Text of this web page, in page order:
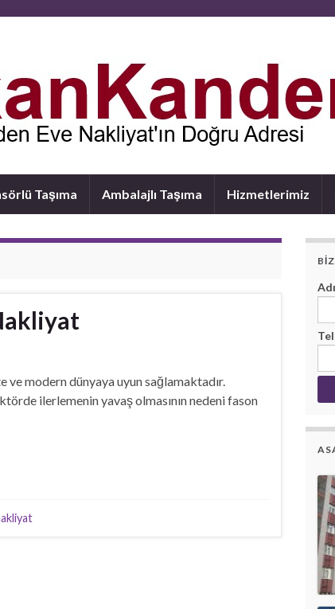
Taşıma Ambalajlı Taşıma Hizmetlerimiz
modern dünyaya uyun sağlamaktadır.
ilerlemenin yavaş olmasının nedeni fason